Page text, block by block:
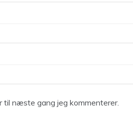
til næste gang jeg kommenterer.